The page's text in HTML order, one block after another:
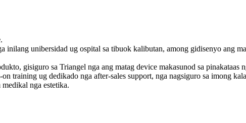
unibersidad ug ospital sa tibuok kalibutan, among gidisenyo ang
gisiguro sa Triangel nga ang matag device makasunod sa pinakataas
training ug dedikado nga after-sales support, nga nagsiguro sa imong
nga estetika.